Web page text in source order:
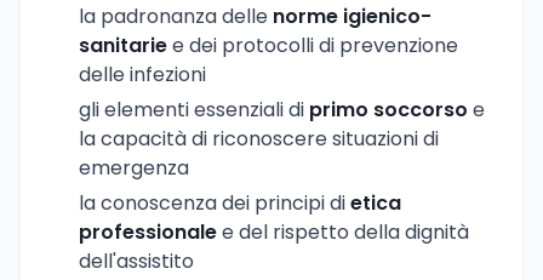
la padronanza delle norme igienico-
sanitariee dei protocolli di prevenzione
delle infezioni
gli elementi essenziali di primo soccorso e
la capacità di riconoscere situazioni di
emergenza
la conoscenza dei principi dietica
professionalee del rispetto della dignità
dell'assistito